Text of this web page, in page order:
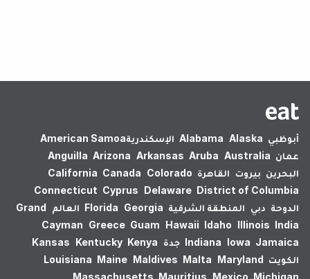
أبوظبي Alabama Alaska الإسكندرية‎American Samoa
عمان
Anguilla Arizona Arkansas Aruba Australia
البحرين بيروت القاهرة California Canada Colorado
Connecticut Cyprus Delaware District of Columbia
الدوحة دبي المنطقة الشرقية Florida Georgia العالم
Grand
Cayman Greece Guam Hawaii Idaho Illinois India
Indiana Iowa Jamaica جدة Kansas Kentucky Kenya
الكويت
Louisiana Maine Maldives Malta Maryland